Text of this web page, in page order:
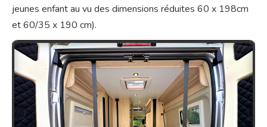
jeunes enfant au vu des dimensions réduites 60 x 198cm
et 60/35 x 190 cm).